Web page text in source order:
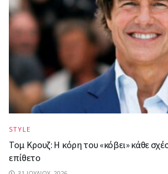
STYLE
Τομ Κρουζ: Η κόρη του «κόβει» κάθε
επίθετο